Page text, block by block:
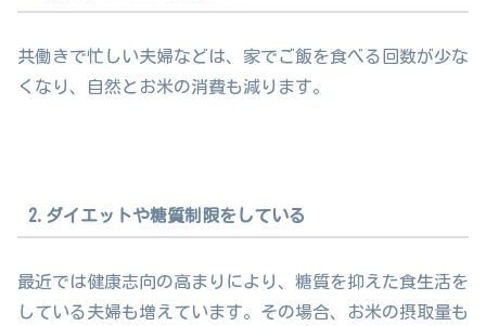
共働きで忙しい夫婦などは、家でご飯を食べる回数が少な
くなり、自然とお米の消費も減ります。
2.ダイエットや糖質制限をしている
最近では健康志向の高まりにより、糖質を抑えた食生活を
している夫婦も増えています。その場合、お米の摂取量も